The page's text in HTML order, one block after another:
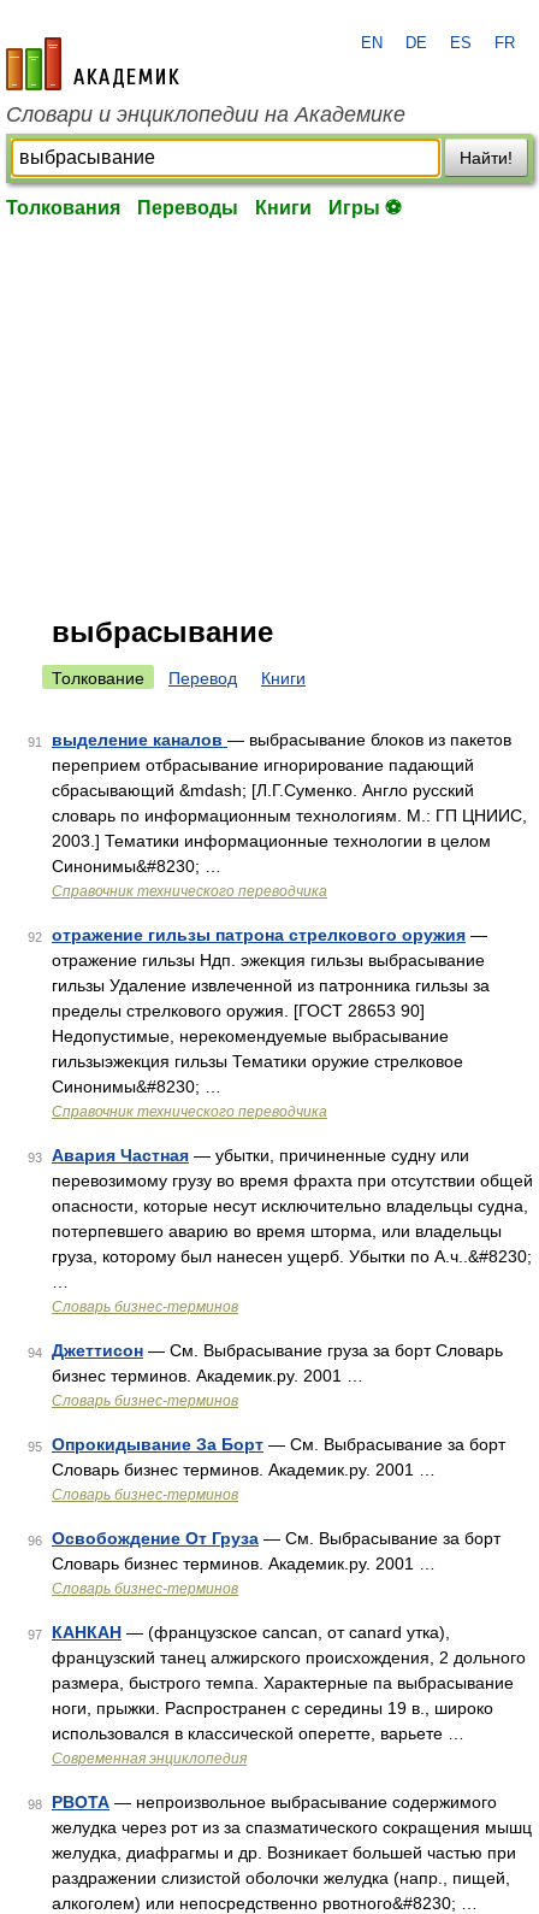
academic.ru
EN DE ES FR
Словари и энциклопедии на Академике
Найти!
Толкования Переводы Книги Игры ⚽
выбрасывание
Толкование Перевод Книги
91 выделение каналов — выбрасывание блоков из пакетов
переприем отбрасывание игнорирование падающий
сбрасывающий &mdash; [Л.Г.Суменко. Англо русский
словарь по информационным технологиям. М.: ГП ЦНИИС,
2003.] Тематики информационные технологии в целом
Синонимы&#8230; …
Справочник технического переводчика
92 отражение гильзы патрона стрелкового оружия —
отражение гильзы Ндп. эжекция гильзы выбрасывание
гильзы Удаление извлеченной из патронника гильзы за
пределы стрелкового оружия. [ГОСТ 28653 90]
Недопустимые, нерекомендуемые выбрасывание
гильзыэжекция гильзы Тематики оружие стрелковое
Синонимы&#8230; …
Справочник технического переводчика
93 Авария Частная — убытки, причиненные судну или
перевозимому грузу во время фрахта при отсутствии общей
опасности, которые несут исключительно владельцы судна,
потерпевшего аварию во время шторма, или владельцы
груза, которому был нанесен ущерб. Убытки по А.ч..&#8230;
Словарь бизнес-терминов
94 Джеттисон — См. Выбрасывание груза за борт Словарь
бизнес терминов. Академик.ру. 2001 …
Словарь бизнес-терминов
95 Опрокидывание За Борт — См. Выбрасывание за борт
Словарь бизнес терминов. Академик.ру. 2001 …
Словарь бизнес-терминов
96 Освобождение От Груза — См. Выбрасывание за борт
Словарь бизнес терминов. Академик.ру. 2001 …
Словарь бизнес-терминов
97 КАНКАН — (французское cancan, от canard утка),
французский танец алжирского происхождения, 2 дольного
размера, быстрого темпа. Характерные па выбрасывание
ноги, прыжки. Распространен с середины 19 в., широко
использовался в классической оперетте, варьете …
Современная энциклопедия
98 РВОТА — непроизвольное выбрасывание содержимого
желудка через рот из за спазматического сокращения мышц
желудка, диафрагмы и др. Возникает большей частью при
раздражении слизистой оболочки желудка (напр., пищей,
алкоголем) или непосредственно рвотного&#8230; …